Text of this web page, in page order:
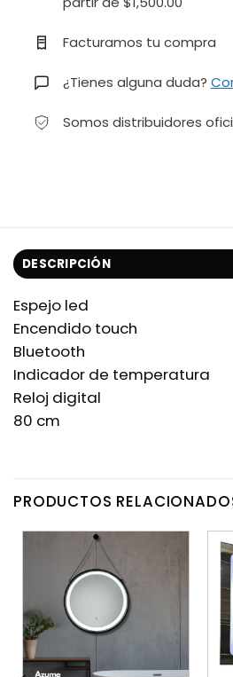
Facturamos tu compra
¿Tienes alguna duda?
Somos distribuidores
DESCRIPCIÓN
Espejo led
Encendido touch
Bluetooth
Indicador de temperatura
Reloj digital
80 cm
PRODUCTOS